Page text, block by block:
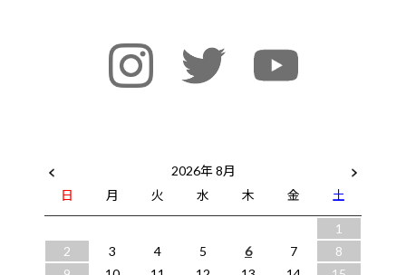
2026年 8月
日
月 火 水 木 金
土
1
2
3 4 5 6 7
8